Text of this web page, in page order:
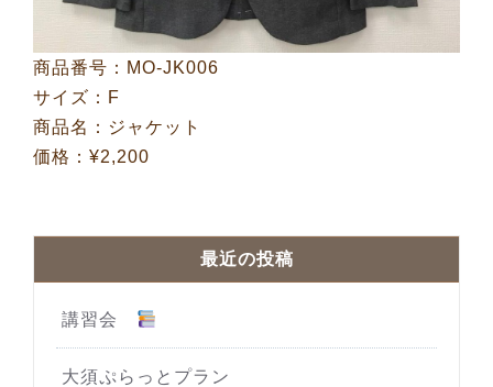
商品番号：MO-JK006
サイズ：F
商品名：ジャケット
価格：¥2,200
最近の投稿
講習会
大須ぷらっとプラン